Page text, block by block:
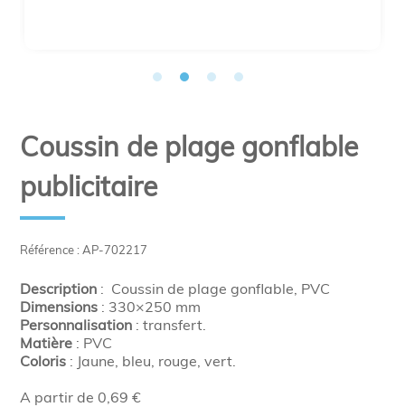
Référence : AP-702217
A partir de 0,69 €
Coussin de plage gonflable
publicitaire
Description : Coussin de plage gonflable, PVC
Dimensions : 330×250 mm
Personnalisation : transfert.
Matière : PVC
Coloris : Jaune, bleu, rouge, vert.